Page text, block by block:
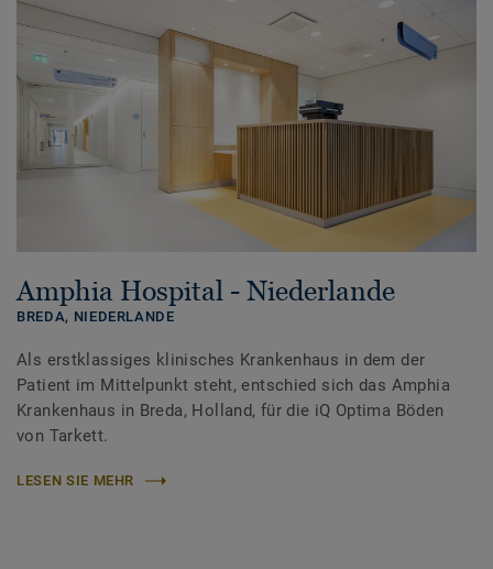
Amphia Hospital - Niederlande
BREDA, NIEDERLANDE
Als erstklassiges klinisches Krankenhaus in dem der
Patient im Mittelpunkt steht, entschied sich das Amphia
Krankenhaus in Breda, Holland, für die iQ Optima Böden
von Tarkett.
LESEN SIE MEHR